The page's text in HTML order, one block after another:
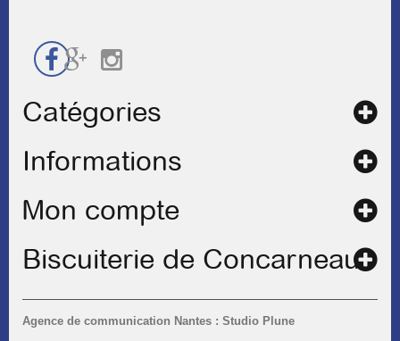
Catégories
Informations
Agence de communication Nantes : Studio Plune
Mon compte
Biscuiterie de Concarneau